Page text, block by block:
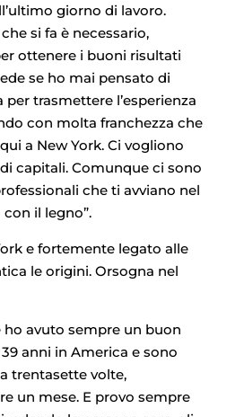
giorno di lavoro.
si fa è necessario,
ottenere i buoni risultati
se ho mai pensato di
trasmettere l’esperienza
con molta franchezza che
a New York. Ci vogliono
capitali. Comunque ci sono
che ti avviano nel
il legno”.
e fortemente legato alle
le origini. Orsogna nel
ho avuto sempre un buon
anni in America e sono
trentasette volte,
un mese. E provo sempre